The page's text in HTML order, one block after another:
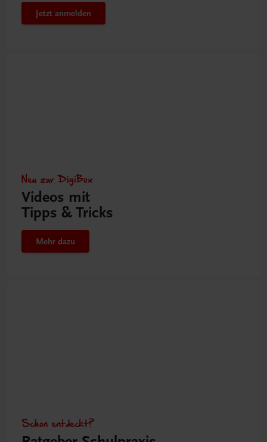
Jetzt anmelden
Neu zur DigiBox
Videos mit
Tipps & Tricks
Mehr dazu
Schon entdeckt?